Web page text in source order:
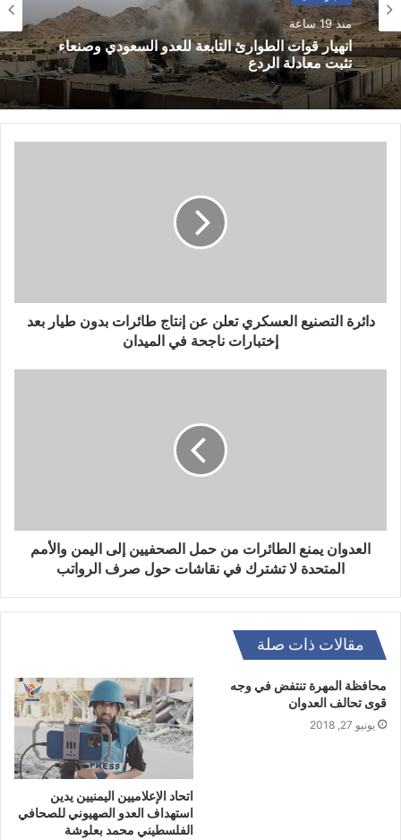
منذ 19 ساعة
انهيار قوات الطوارئ التابعة للعدو السعودي وصنعاء
تثبت معادلة الردع
دائرة التصنيع العسكري تعلن عن إنتاج طائرات بدون طيار بعد
إختبارات ناجحة في الميدان
العدوان يمنع الطائرات من حمل الصحفيين إلى اليمن والأمم
المتحدة لا تشترك في نقاشات حول صرف الرواتب
مقالات ذات صلة
محافظة المهرة تنتفض في وجه
قوى تحالف العدوان
يونيو 27, 2018
اتحاد الإعلاميين اليمنيين يدين
استهداف العدو الصهيوني للصحافي
الفلسطيني محمد بعلوشة